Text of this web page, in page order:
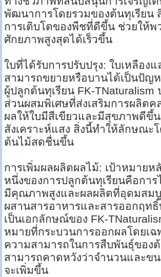
พัฒนาการโดยรวมของต้นทุเรียน
การเติบโตของพืชที่ดีขึ้น ช่วยให้พ
ศักยภาพสูงสุดได้เร็วขึ้น
ใบที่ได้รับการปรับปรุง: ใบเหลืองแ
สามารถขยายหรือบานได้เป็นปัญ
ผู้ปลูกต้นทุเรียน FK-TNaturalism
ส่วนผสมพิเศษที่ส่งเสริมการผลิตค
ผลให้ใบมีสีเขียวและมีสุขภาพดีขึ้
สังเคราะห์แสง สิ่งนี้ทำให้ลักษณะ
ต้นไม้สดชื่นขึ้น
การเพิ่มผลผลิตผลไม้: เป้าหมายห
หนึ่งของการปลูกต้นทุเรียนคือการ
มีคุณภาพสูงและผลผลิตที่อุดมสม
ผสานสารอาหารและสารออกฤท
เป็นเอกลักษณ์ของ FK-
หมายที่กระบวนการออกผลโดยเฉ
ความสามารถในการสืบพันธุ์ของ
สามารถคาดหวังว่าจำนวนและข
จะเพิ่มขึ้น